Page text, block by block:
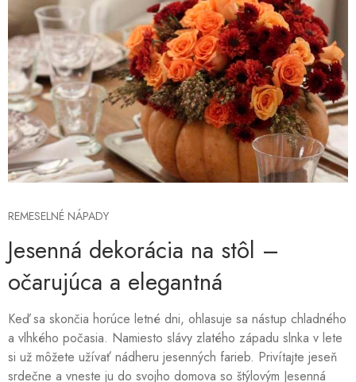
REMESELNÉ NÁPADY
Jesenná dekorácia na stôl –
očarujúca a elegantná
Keď sa skončia horúce letné dni, ohlasuje sa nástup chladného
a vlhkého počasia. Namiesto slávy zlatého západu slnka v lete
si už môžete užívať nádheru jesenných farieb. Privítajte jeseň
srdečne a vneste ju do svojho domova so štýlovým Jesenná